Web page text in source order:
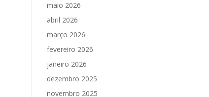
maio 2026
abril 2026
março 2026
fevereiro 2026
janeiro 2026
dezembro 2025
novembro 2025